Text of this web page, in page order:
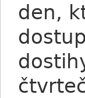
den,